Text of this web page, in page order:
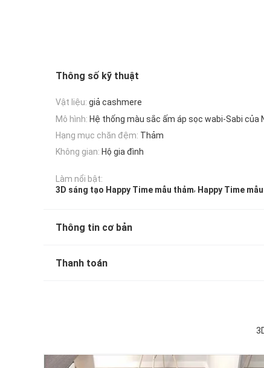
Thông số kỹ thuật
Vật liệu: giả cashmere
Mô hình: Hệ thống màu sắc ấm áp sọc wabi-Sabi của
Hạng mục chăn đệm: Thảm
Không gian: Hộ gia đình
Làm nổi bật:
3D sáng tạo Happy Time mẫu thảm, Happy Time
Thông tin cơ bản
Thanh toán